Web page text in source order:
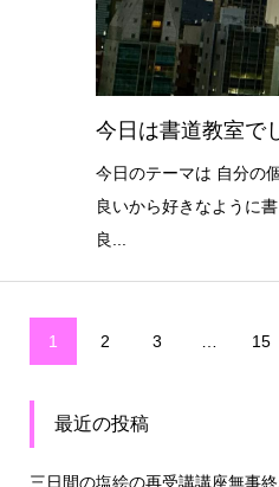
今日は書道教室で
今日のテーマは 自分の
良いから好きなように
良...
1 2 3 15
最近の投稿
三日間の塩絵の再受講講座無事